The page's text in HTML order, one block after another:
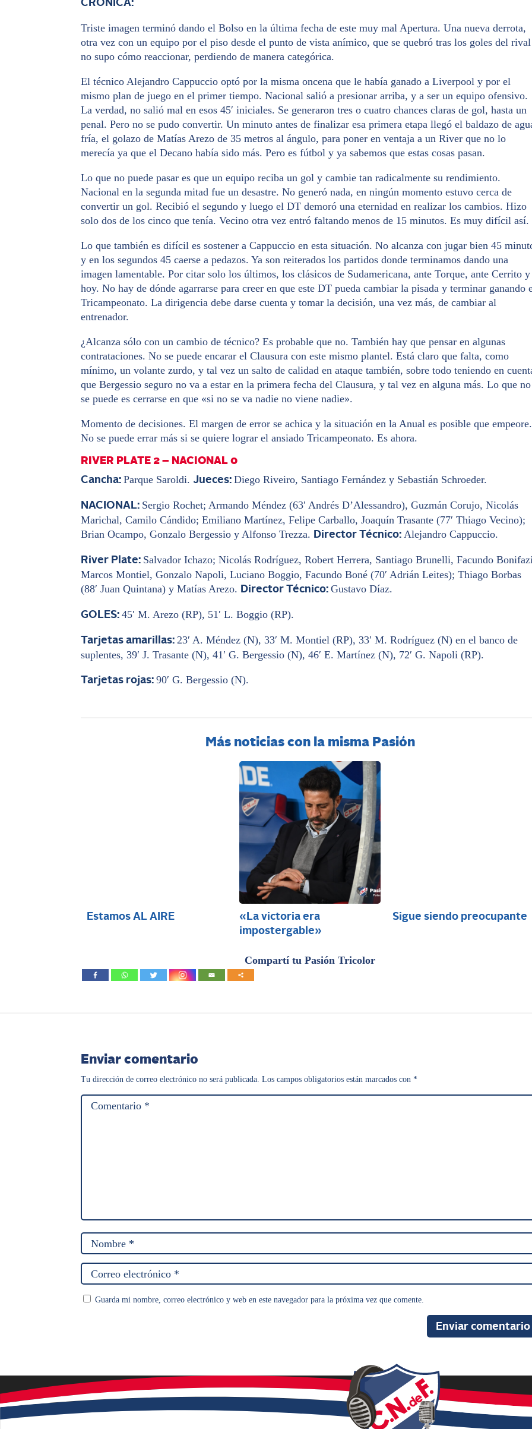
CRÓNICA:
Triste imagen terminó dando el Bolso en la última fecha de este muy mal Apertura. Una nueva derrota,
otra vez con un equipo por el piso desde el punto de vista anímico, que se quebró tras los goles del
no supo cómo reaccionar, perdiendo de manera categórica.
El técnico Alejandro Cappuccio optó por la misma oncena que le había ganado a Liverpool y por el
mismo plan de juego en el primer tiempo. Nacional salió a presionar arriba, y a ser un equipo ofensivo.
La verdad, no salió mal en esos 45′ iniciales. Se generaron tres o cuatro chances claras de gol, hasta un
penal. Pero no se pudo convertir. Un minuto antes de finalizar esa primera etapa llegó el baldazo de
fría, el golazo de Matías Arezo de 35 metros al ángulo, para poner en ventaja a un River que no lo
merecía ya que el Decano había sido más. Pero es fútbol y ya sabemos que estas cosas pasan.
Lo que no puede pasar es que un equipo reciba un gol y cambie tan radicalmente su rendimiento.
Nacional en la segunda mitad fue un desastre. No generó nada, en ningún momento estuvo cerca de
convertir un gol. Recibió el segundo y luego el DT demoró una eternidad en realizar los cambios. Hizo
solo dos de los cinco que tenía. Vecino otra vez entró faltando menos de 15 minutos. Es muy difícil así.
Lo que también es difícil es sostener a Cappuccio en esta situación. No alcanza con jugar bien 45
y en los segundos 45 caerse a pedazos. Ya son reiterados los partidos donde terminamos dando una
imagen lamentable. Por citar solo los últimos, los clásicos de Sudamericana, ante Torque, ante Cerrito y
hoy. No hay de dónde agarrarse para creer en que este DT pueda cambiar la pisada y terminar ganando
Tricampeonato. La dirigencia debe darse cuenta y tomar la decisión, una vez más, de cambiar al
entrenador.
¿Alcanza sólo con un cambio de técnico? Es probable que no. También hay que pensar en algunas
contrataciones. No se puede encarar el Clausura con este mismo plantel. Está claro que falta, como
mínimo, un volante zurdo, y tal vez un salto de calidad en ataque también, sobre todo teniendo en
que Bergessio seguro no va a estar en la primera fecha del Clausura, y tal vez en alguna más. Lo que no
se puede es cerrarse en que «si no se va nadie no viene nadie».
Momento de decisiones. El margen de error se achica y la situación en la Anual es posible que empeore.
No se puede errar más si se quiere lograr el ansiado Tricampeonato. Es ahora.
RIVER PLATE 2 – NACIONAL 0
Cancha: Parque Saroldi. Jueces: Diego Riveiro, Santiago Fernández y Sebastián Schroeder.
NACIONAL: Sergio Rochet; Armando Méndez (63′ Andrés D’Alessandro), Guzmán Corujo, Nicolás
Marichal, Camilo Cándido; Emiliano Martínez, Felipe Carballo, Joaquín Trasante (77′ Thiago Vecino);
Brian Ocampo, Gonzalo Bergessio y Alfonso Trezza. Director Técnico: Alejandro Cappuccio.
River Plate: Salvador Ichazo; Nicolás Rodríguez, Robert Herrera, Santiago Brunelli, Facundo
Marcos Montiel, Gonzalo Napoli, Luciano Boggio, Facundo Boné (70′ Adrián Leites); Thiago Borbas
(88′ Juan Quintana) y Matías Arezo. Director Técnico: Gustavo Díaz.
GOLES: 45′ M. Arezo (RP), 51′ L. Boggio (RP).
Tarjetas amarillas: 23′ A. Méndez (N), 33′ M. Montiel (RP), 33′ M. Rodríguez (N) en el banco de
suplentes, 39′ J. Trasante (N), 41′ G. Bergessio (N), 46′ E. Martínez (N), 72′ G. Napoli (RP).
Tarjetas rojas: 90′ G. Bergessio (N).
Más noticias con la misma Pasión
Estamos AL AIRE
«La victoria era
impostergable»
Sigue siendo preocupante
Compartí tu Pasión Tricolor
Enviar comentario
Tu dirección de correo electrónico no será publicada. Los campos obligatorios están marcados con *
Guarda mi nombre, correo electrónico y web en este navegador para la próxima vez que comente.